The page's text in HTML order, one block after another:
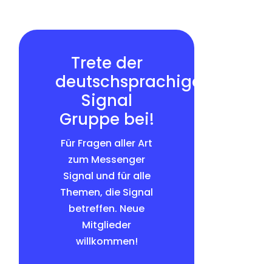
Trete der
deutschsprachigen
Signal
Gruppe bei!
Für Fragen aller Art
zum Messenger
Signal und für alle
Themen, die Signal
betreffen. Neue
Mitglieder
willkommen!